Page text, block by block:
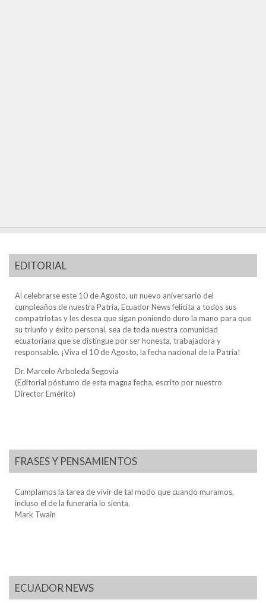
EDITORIAL
Al celebrarse este 10 de Agosto, un nuevo aniversario del
cumpleaños de nuestra Patria, Ecuador News felicita a todos sus
compatriotas y les desea que sigan poniendo duro la mano para que
su triunfo y éxito personal, sea de toda nuestra comunidad
ecuatoriana que se distingue por ser honesta, trabajadora y
responsable. ¡Viva el 10 de Agosto, la fecha nacional de la Patria!
Dr. Marcelo Arboleda Segovia
(Editorial póstumo de esta magna fecha, escrito por nuestro
Director Emérito)
FRASES Y PENSAMIENTOS
Cumplamos la tarea de vivir de tal modo que cuando muramos,
incluso el de la funeraria lo sienta.
Mark Twain
ECUADOR NEWS